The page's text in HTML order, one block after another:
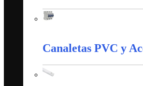
Canaletas PVC y